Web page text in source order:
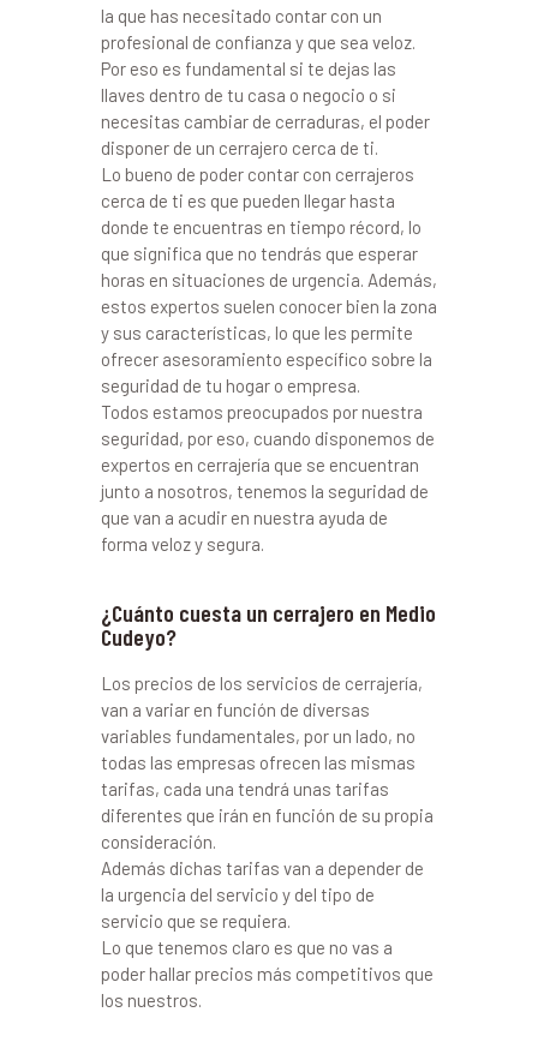
la que has necesitado contar con un
profesional de confianza y que sea veloz.
Por eso es fundamental si te dejas las
llaves dentro de tu casa o negocio o si
necesitas cambiar de cerraduras, el poder
disponer de un cerrajero cerca de ti.
Lo bueno de poder contar con cerrajeros
cerca de ti es que pueden llegar hasta
donde te encuentras en tiempo récord, lo
que significa que no tendrás que esperar
horas en situaciones de urgencia. Además,
estos expertos suelen conocer bien la zona
y sus características, lo que les permite
ofrecer asesoramiento específico sobre la
seguridad de tu hogar o empresa.
Todos estamos preocupados por nuestra
seguridad, por eso, cuando disponemos de
expertos en cerrajería que se encuentran
junto a nosotros, tenemos la seguridad de
que van a acudir en nuestra ayuda de
forma veloz y segura.
¿Cuánto cuesta un cerrajero en Medio
Cudeyo?
Los precios de los servicios de cerrajería,
van a variar en función de diversas
variables fundamentales, por un lado, no
todas las empresas ofrecen las mismas
tarifas, cada una tendrá unas tarifas
diferentes que irán en función de su propia
consideración.
Además dichas tarifas van a depender de
la urgencia del servicio y del tipo de
servicio que se requiera.
Lo que tenemos claro es que no vas a
poder hallar precios más competitivos que
los nuestros.